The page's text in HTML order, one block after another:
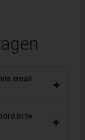
email
in te